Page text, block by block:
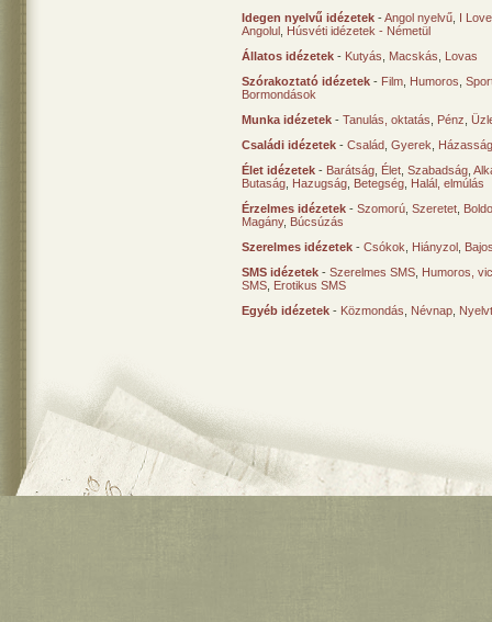
Idegen nyelvű idézetek -Angol nyelvű I
Angolul Húsvéti idézetek - Németül
Állatos idézetek - Kutyás Macskás
Lovas
Szórakoztató idézetek - Film Humoros
Bormondások
Munka idézetek - Tanulás, oktatás Pénz
Családi idézetek - Család Gyerek
Élet idézetek - Barátság Élet Szabadság
Butaság Hazugság Betegség Halál, elmúlás
Érzelmes idézetek - Szomorú Szeretet
Magány, Búcsúzás
Szerelmes idézetek - Csókok Hiányzol
SMS idézetek - Szerelmes SMS Humoros,
SMS Erotikus SMS
Egyéb idézetek - Közmondás Névnap